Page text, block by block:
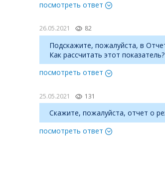
посмотреть ответ
26.05.2021 82
Подскажите, пожалуйста, в
Как рассчитать этот показатель?
посмотреть ответ
25.05.2021 131
Скажите, пожалуйста, отчет о
посмотреть ответ